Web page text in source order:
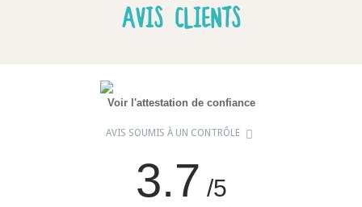
AVIS CLIENTS
Voir l'attestation de confiance
AVIS SOUMIS À UN CONTRÔLE
3.7 /5